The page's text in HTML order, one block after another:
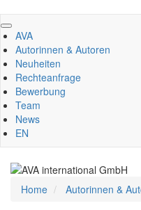
Direkt
zum
Inhalt
AVA
Autorinnen & Autoren
Neuheiten
Rechteanfrage
Bewerbung
Team
News
EN
Home Autorinnen &